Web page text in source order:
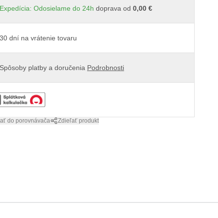
Expedícia: Odosielame do 24h doprava od 0,00 €
30 dní na vrátenie tovaru
Spôsoby platby a doručenia Podrobnosti
do porovnávača Zdieľať produkt